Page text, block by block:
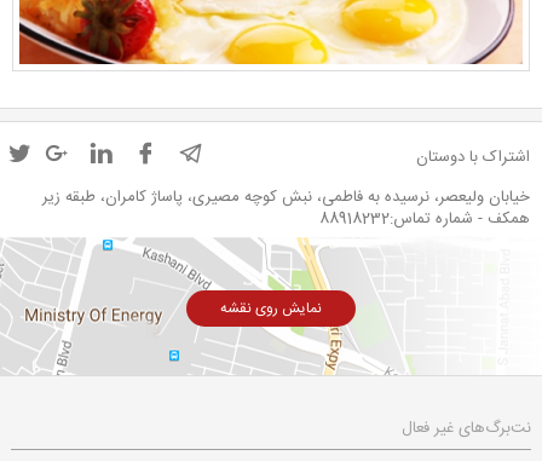
اشتراک با دوستان
خیابان ولیعصر، نرسیده به فاطمی، نبش کوچه مصیری، پاساژ کامران، طبقه زیر
همکف - شماره تماس:88918232
نمایش روی نقشه
نت‌برگ‌های غیر فعال